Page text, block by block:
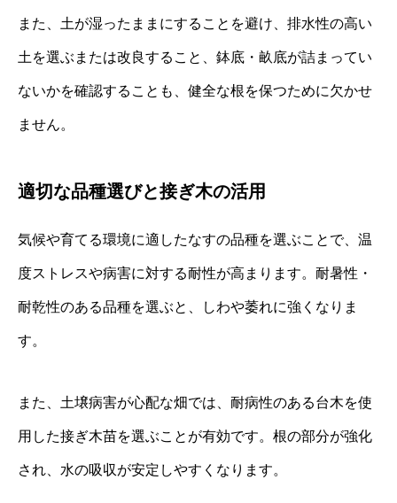
また、土が湿ったままにすることを避け、排水性の高い
土を選ぶまたは改良すること、鉢底・畝底が詰まってい
ないかを確認することも、健全な根を保つために欠かせ
ません。
適切な品種選びと接ぎ木の活用
気候や育てる環境に適したなすの品種を選ぶことで、温
度ストレスや病害に対する耐性が高まります。耐暑性・
耐乾性のある品種を選ぶと、しわや萎れに強くなりま
す。
また、土壌病害が心配な畑では、耐病性のある台木を使
用した接ぎ木苗を選ぶことが有効です。根の部分が強化
され、水の吸収が安定しやすくなります。